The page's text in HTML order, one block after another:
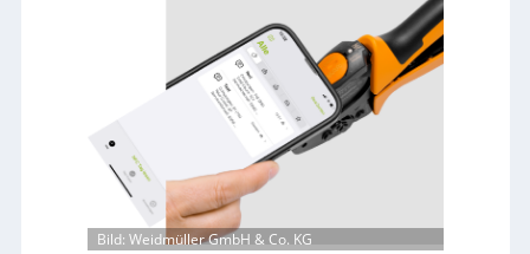
f
t
i
o
n
Bild: Weidmüller GmbH & Co. KG